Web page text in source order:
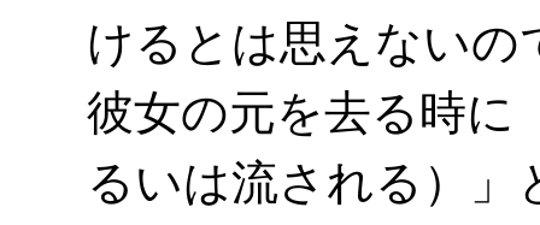
けるとは思えない
彼女の元を去る時に
るいは流される）